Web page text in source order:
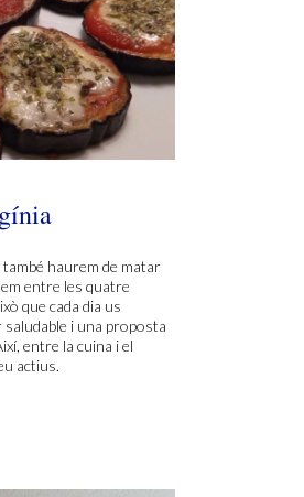
haurem de matar
entre les quatre
que cada dia us
i una proposta
entre la cuina i el
actius.